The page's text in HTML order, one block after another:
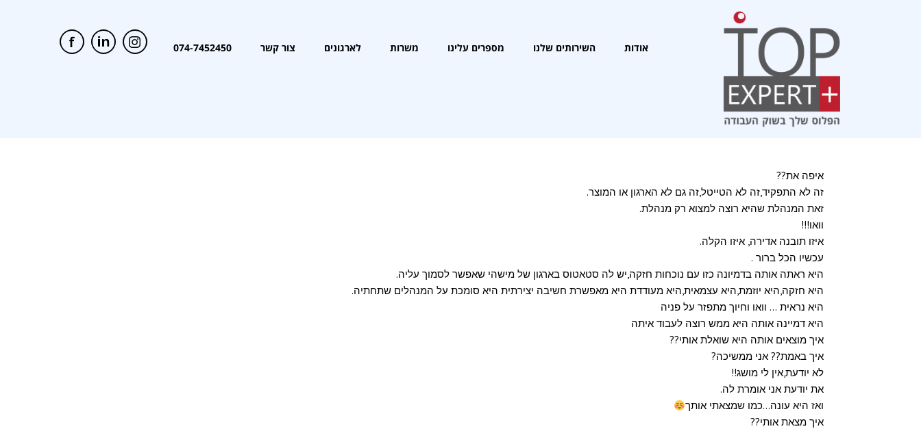
אודות השירותים שלנו מספרים עלינו משרות לארגונים צור קשר 074-7452450
איפה את??
זה לא התפקיד,זה לא הטייטל,זה גם לא הארגון או המוצר.
זאת המנהלת שהיא רוצה למצוא רק מנהלת.
וואו!!!
איזו תובנה אדירה, איזו הקלה.
עכשיו הכל ברור .
היא ראתה אותה בדמיונה כזו עם נוכחות חזקה,יש לה סטאטוס בארגון של מישהי שאפשר לסמוך עליה.
היא חזקה,היא יוזמת,היא עצמאית,היא מעודדת היא מאפשרת חשיבה יצירתית היא סומכת על המנהלים שתחתיה.
היא נראית … וואו וחיוך מתפזר על פניה
היא דמיינה אותה היא ממש רוצה לעבוד איתה
איך מוצאים אותה היא שואלת אותי??
איך באמת?? אני ממשיכה?
לא יודעת,אין לי מושג!!
את יודעת אני אומרת לה.
ואז היא עונה…כמו שמצאתי אותך
איך מצאת אותי??